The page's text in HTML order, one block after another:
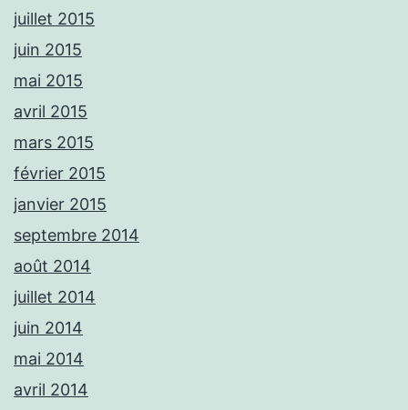
juillet 2015
juin 2015
mai 2015
avril 2015
mars 2015
février 2015
janvier 2015
septembre 2014
août 2014
juillet 2014
juin 2014
mai 2014
avril 2014